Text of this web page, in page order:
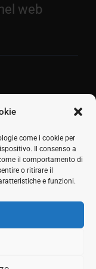
come i cookie per
Il consenso a
il comportamento di
o ritirare il
e funzioni.
web
8380
social
Facebook
Twitter
LinkedIn
Skype